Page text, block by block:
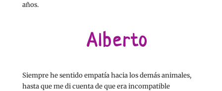
años.
Alberto
Siempre he sentido empatía hacia los demás animales,
hasta que me di cuenta de que era incompatible